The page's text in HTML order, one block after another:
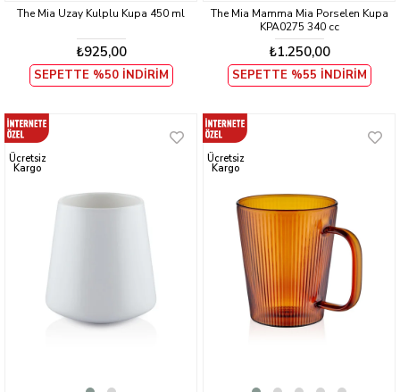
The Mia Uzay Kulplu Kupa 450 ml
₺925,00
SEPETTE %50 İNDİRİM
The Mia Mamma Mia Porselen Kupa
KPA0275 340 cc
₺1.250,00
SEPETTE %55 İNDİRİM
Ücretsiz
Kargo
Ücretsiz
Kargo